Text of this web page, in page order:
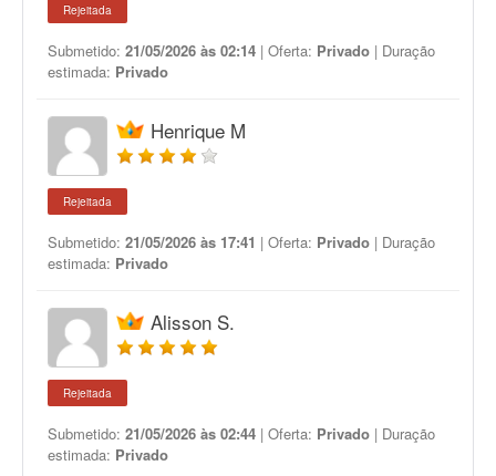
Rejeitada
Submetido: 21/05/2026 às 02:14 | Oferta: Privado | Duração
estimada: Privado
Henrique M
Rejeitada
Submetido: 21/05/2026 às 17:41 | Oferta: Privado | Duração
estimada: Privado
Alisson S.
Rejeitada
Submetido: 21/05/2026 às 02:44 | Oferta: Privado | Duração
estimada: Privado